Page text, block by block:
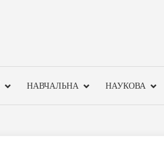
НАВЧАЛЬНА НАУКОВА